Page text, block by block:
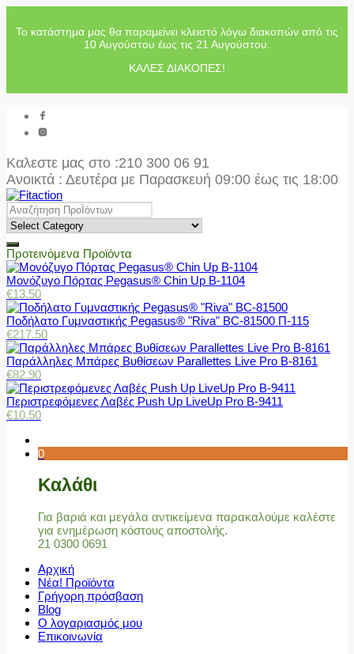
Το κατάστημα μας θα παραμείνει κλειστό λόγω διακοπών από τις
10 Αυγούστου έως τις 21 Αυγούστου.
ΚΑΛΕΣ ΔΙΑΚΟΠΕΣ!
Καλεστε μας στο :210 300 06 91
Ανοικτά : Δευτέρα με Παρασκευή 09:00 έως τις 18:00
Προτεινόμενα Προϊόντα
Μονόζυγο Πόρτας Pegasus® Chin Up Β-1104
€13.50
Ποδήλατο Γυμναστικής Pegasus® "Riva" BC-81500 Π-115
€217.50
Παράλληλες Μπάρες Βυθίσεων Parallettes Live Pro Β-8161
€82.90
Περιστρεφόμενες Λαβές Push Up LiveUp Pro Β-9411
€10.50
0
Καλάθι
Για βαριά και μεγάλα αντικείμενα παρακαλούμε καλέστε
για ενημέρωση κόστους αποστολής.
21 0300 0691
Αρχική
Νέα! Προϊόντα
Γρήγορη πρόσβαση
Blog
Ο λογαριασμός μου
Επικοινωνία